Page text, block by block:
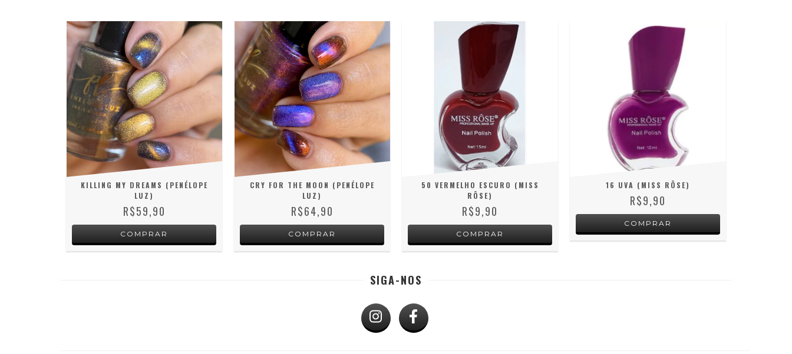
KILLING MY DREAMS (PENÉLOPE
LUZ)
R$59,90
CRY FOR THE MOON (PENÉLOPE
LUZ)
R$64,90
50 VERMELHO ESCURO (MISS
RÔSE)
R$9,90
16 UVA (MISS RÔSE)
R$9,90
SIGA-NOS